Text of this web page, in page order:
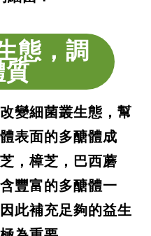
態，調
質
變細菌叢生態，幫
表面的多醣體成
，樟芝，巴西蘑
豐富的多醣體一
此補充足夠的益生